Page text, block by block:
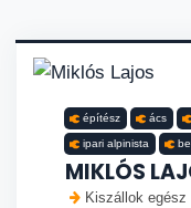
építész ács
ipari alpinista
MIKLÓS
Kiszállok